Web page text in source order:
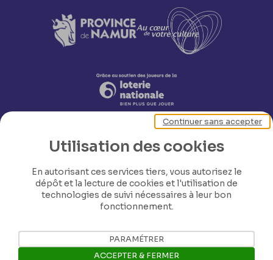
Nos coordonnées
Tél: +32 81 77 67 55
Utilisation des cookies
En autorisant ces services tiers, vous autorisez le
dépôt et la lecture de cookies et l'utilisation de
technologies de suivi nécessaires à leur bon
fonctionnement.
Continuer sans accepter
PARAMÉTRER
ACCEPTER & FERMER